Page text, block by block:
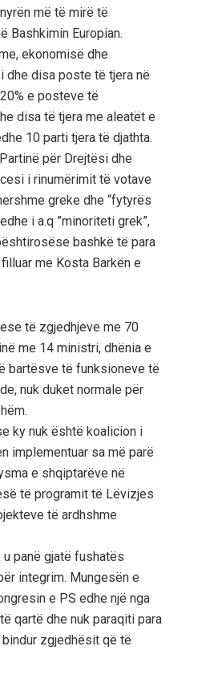
më të mirë të
Bashkimin Europian.
ekonomisë dhe
dhe disa poste të tjera në
e posteve të
disa të tjera me aleatët e
10 parti tjera të djathta.
për Drejtësi dhe
i rinumërimit të votave
greke dhe “fytyrës
i a.q ”minoriteti grek”,
bashkë të para
me Kosta Barkën e
të zgjedhjeve me 70
me 14 ministri, dhënia e
bartësve të funksioneve të
nuk duket normale për
ky nuk është koalicion i
implementuar sa më parë
e shqiptarëve në
të programit të Lëvizjes
të ardhshme
panë gjatë fushatës
integrim. Mungesën e
e PS edhe një nga
qartë dhe nuk paraqiti para
zgjedhësit që të